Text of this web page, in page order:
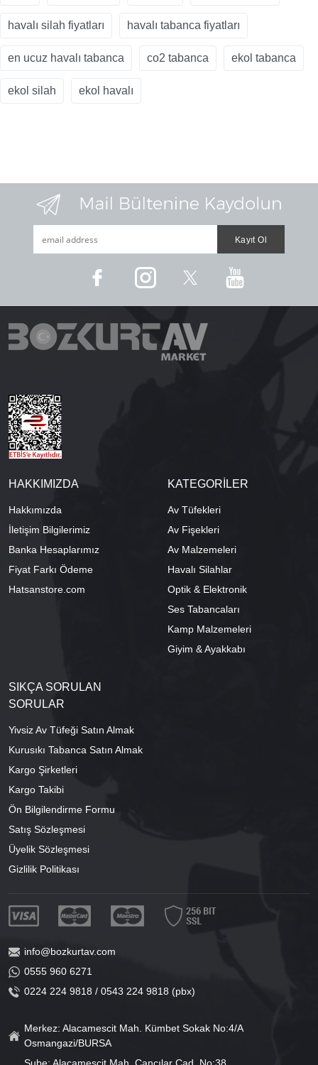
havalı silah fiyatları havalı tabanca fiyatları
en ucuz havalı tabanca co2 tabanca ekol tabanca
ekol silah ekol havalı
HAKKIMIZDA
Hakkımızda
İletişim Bilgilerimiz
Banka Hesaplarımız
Fiyat Farkı Ödeme
Hatsanstore.com
KATEGORİLER
Av Tüfekleri
Av Fişekleri
Av Malzemeleri
Havalı Silahlar
Optik & Elektronik
Ses Tabancaları
Kamp Malzemeleri
Giyim & Ayakkabı
SIKÇA SORULAN
SORULAR
Yivsiz Av Tüfeği Satın Almak
Kurusıkı Tabanca Satın Almak
Kargo Şirketleri
Kargo Takibi
Ön Bilgilendirme Formu
Satış Sözleşmesi
Üyelik Sözleşmesi
Gizlilik Politikası
info@bozkurtav.com
0555 960 6271
0224 224 9818 / 0543 224 9818 (pbx)
Merkez: Alacamescit Mah. Kümbet Sokak No:4/A
Osmangazi/BURSA